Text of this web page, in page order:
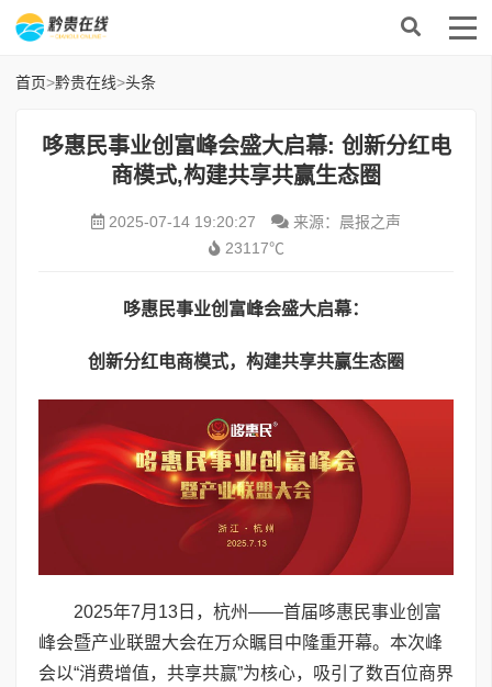
首页>黔贵在线>头条
哆惠民事业创富峰会盛大启幕: 创新分红电
商模式,构建共享共赢生态圈
2025-07-14 19:20:27
来源：晨报之声
23117℃
哆惠民事业创富峰会盛大启幕：
创新分红电商模式，构建共享共赢生态圈
2025年7月13日，杭州——首届哆惠民事业创富
峰会暨产业联盟大会在万众瞩目中隆重开幕。本次峰
会以“消费增值，共享共赢”为核心，吸引了数百位商界